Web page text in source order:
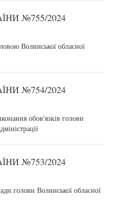
№755/2024
Волинської обласної
№754/2024
обов'язків голови
№753/2024
голови Волинської обласної